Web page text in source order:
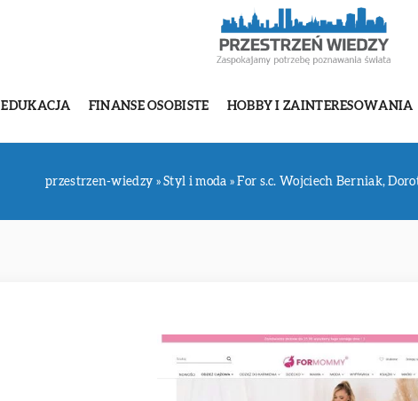
EDUKACJA FINANSE OSOBISTE HOBBY I ZAINTERESOWANIA
przestrzen-wiedzy »Styl i moda »For s.c. Wojciech Berniak,